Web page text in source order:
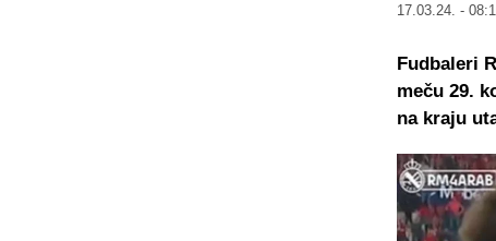
17.03.24. -
Fudbaleri
meču 29.
na kraju